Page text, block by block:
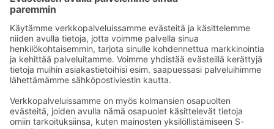
Ongelmatilanteissa olethan yhteydessä ABC-latauksen
24 h asiakaspalveluun numerossa 010 76 80080 (0,084
€/min).
Ota yhteyttä Sokos Hotels uutiskirje